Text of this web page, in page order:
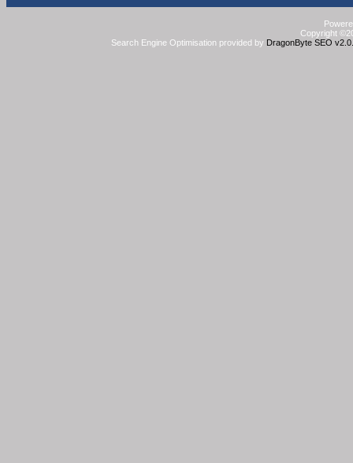
Copyright
Search Engine Optimisation provided by DragonByte SEO